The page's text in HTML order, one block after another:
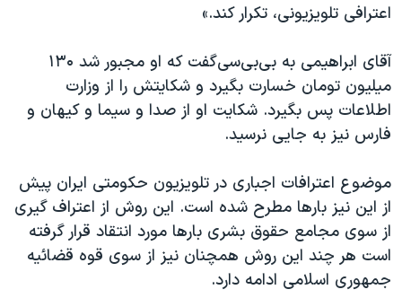
اعترافی تلویزیونی، تکرار کند.»
آقای ابراهیمی به بی‌بی‌سی‌گفت که او مجبور شد ۱۳۰
میلیون تومان خسارت بگیرد و شکایتش را از وزارت
اطلاعات پس بگیرد. شکایت او از صدا و سیما و کیهان و
فارس نیز به جایی نرسید.
موضوع اعترافات اجباری در تلویزیون حکومتی ایران پیش
از این نیز بارها مطرح شده است. این روش از اعتراف گیری
از سوی مجامع حقوق بشری بارها مورد انتقاد قرار گرفته
است هر چند این روش همچنان نیز از سوی قوه قضائیه
جمهوری اسلامی ادامه دارد.